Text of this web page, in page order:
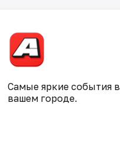
Самые яркие события в
вашем городе.